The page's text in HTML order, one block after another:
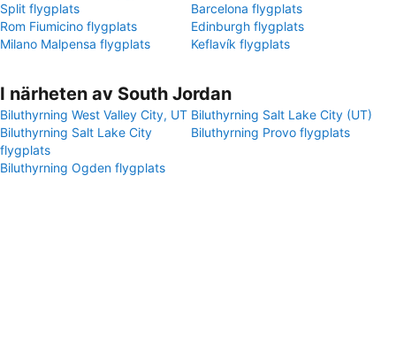
Split flygplats
Barcelona flygplats
Rom Fiumicino flygplats
Edinburgh flygplats
Milano Malpensa flygplats
Keflavík flygplats
I närheten av South Jordan
Biluthyrning West Valley City, UT Biluthyrning Salt Lake City (UT)
Biluthyrning Salt Lake City
flygplats
Biluthyrning Provo flygplats
Biluthyrning Ogden flygplats